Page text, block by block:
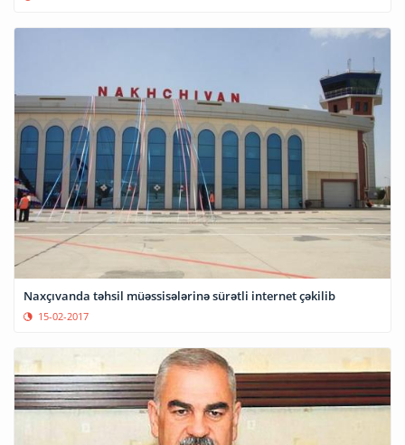
Naxçıvanda təhsil müəssisələrinə sürətli internet çəkilib
15-02-2017